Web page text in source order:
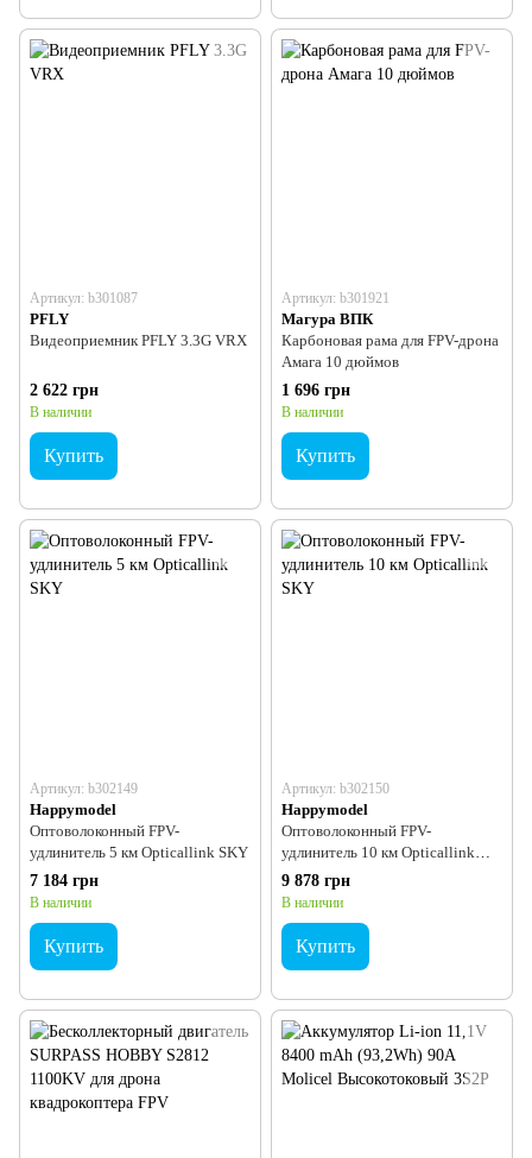
Артикул: b301087
PFLY
Видеоприемник PFLY 3.3G VRX
2 622 грн
В наличии
Купить
Артикул: b301921
Магура ВПК
Карбоновая рама для FPV-дрона
Амага 10 дюймов
1 696 грн
В наличии
Купить
Артикул: b302149
Happymodel
Оптоволоконный FPV-
удлинитель 5 км Opticallink SKY
7 184 грн
В наличии
Купить
Артикул: b302150
Happymodel
Оптоволоконный FPV-
удлинитель 10 км Opticallink
SKY
9 878 грн
В наличии
Купить